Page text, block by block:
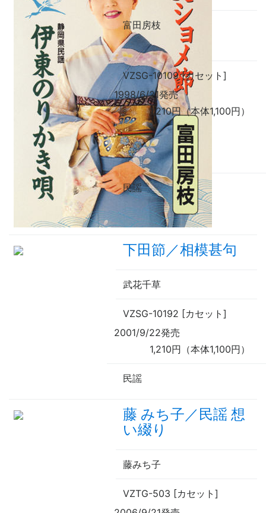
富田房枝
VZSG-10109 [カセット]
1998/6/21発売
1,210円（本体1,100円）
民謡
下田節／相模甚句
武花千草
VZSG-10192 [カセット]
2001/9/22発売
1,210円（本体1,100円）
民謡
藤 みち子／民謡 想
い綴り
藤みち子
VZTG-503 [カセット]